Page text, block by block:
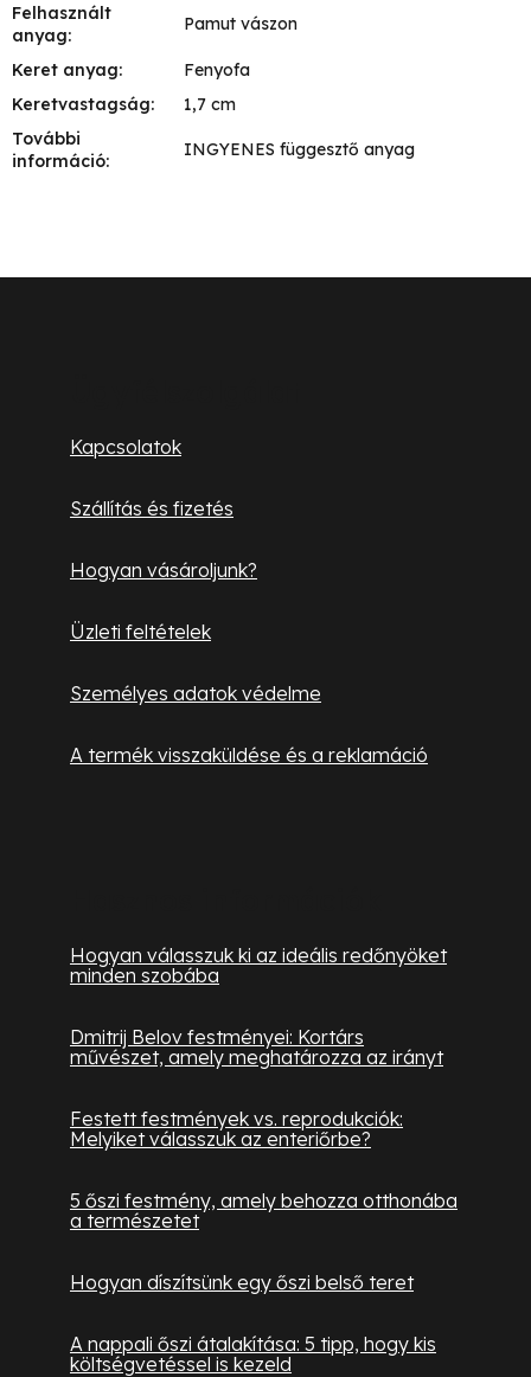
Felhasznált
anyag:
Pamut vászon
Keret anyag:
Fenyofa
Keretvastagság:
1,7 cm
További
információ:
INGYENES függesztő anyag
Kapcsolatok
Szállítás és fizetés
Hogyan vásároljunk?
Üzleti feltételek
Személyes adatok védelme
A termék visszaküldése és a reklamáció
Hogyan válasszuk ki az ideális redőnyöket
minden szobába
Dmitrij Belov festményei: Kortárs
művészet, amely meghatározza az irányt
Festett festmények vs. reprodukciók:
Melyiket válasszuk az enteriőrbe?
5 őszi festmény, amely behozza otthonába
a természetet
Hogyan díszítsünk egy őszi belső teret
A nappali őszi átalakítása: 5 tipp, hogy kis
költségvetéssel is kezeld